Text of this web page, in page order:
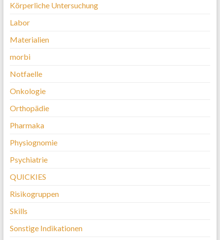
Körperliche Untersuchung
Labor
Materialien
morbi
Notfaelle
Onkologie
Orthopädie
Pharmaka
Physiognomie
Psychiatrie
QUICKIES
Risikogruppen
Skills
Sonstige Indikationen